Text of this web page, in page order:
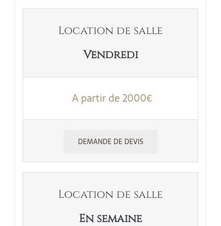
Location de salle
Vendredi
A partir de 2000€
DEMANDE DE DEVIS
Location de salle
En semaine